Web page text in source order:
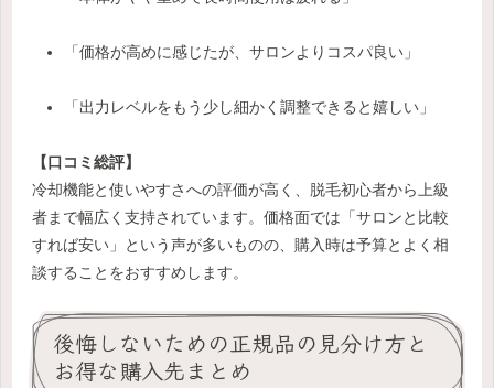
「価格が高めに感じたが、サロンよりコスパ良い」
「出力レベルをもう少し細かく調整できると嬉しい」
【口コミ総評】
冷却機能と使いやすさへの評価が高く、脱毛初心者から上級
者まで幅広く支持されています。価格面では「サロンと比較
すれば安い」という声が多いものの、購入時は予算とよく相
談することをおすすめします。
後悔しないための正規品の見分け方と
お得な購入先まとめ